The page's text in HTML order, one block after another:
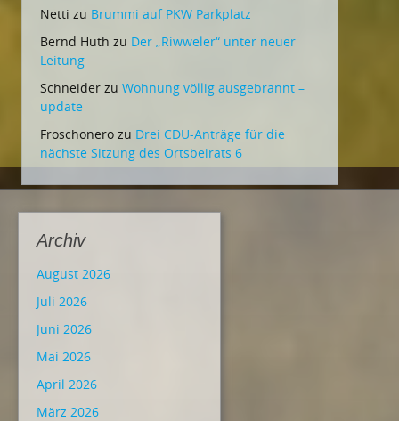
Netti zu Brummi auf PKW Parkplatz
Bernd Huth zu Der „Riwweler“ unter neuer
Leitung
Schneider zu Wohnung völlig ausgebrannt –
update
Froschonero zu Drei CDU-Anträge für die
nächste Sitzung des Ortsbeirats 6
Archiv
August 2026
Juli 2026
Juni 2026
Mai 2026
April 2026
März 2026